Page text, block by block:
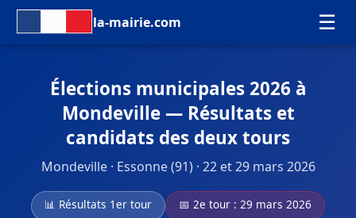
la-mairie.com ☰
Élections municipales 2026 à
Mondeville — Résultats et
candidats des deux tours
Mondeville · Essonne (91) · 22 et 29 mars 2026
📊 Résultats 1er tour
📅 2e tour : 29 mars 2026